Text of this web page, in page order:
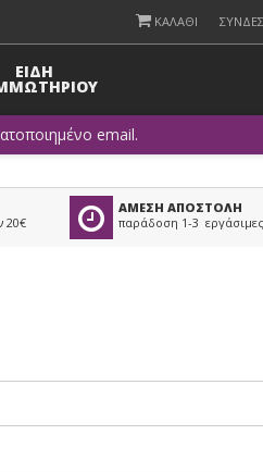
ΚΑΛΑΘΙ
ΕΙΔΗ
email.
20€
ΑΜΕΣΗ ΑΠΟΣΤΟΛΗ
παράδοση 1-3